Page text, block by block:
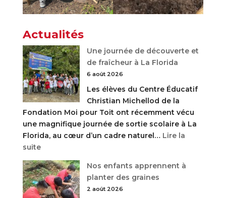
Actualités
Une journée de découverte et
de fraîcheur à La Florida
6 août 2026
Les élèves du Centre Éducatif
Christian Michellod de la
Fondation Moi pour Toit ont récemment vécu
une magnifique journée de sortie scolaire à La
Florida, au cœur d’un cadre naturel… Lire la
suite:
journée
de
découverte
Nos enfants apprennent à
planter des graines
2 août 2026